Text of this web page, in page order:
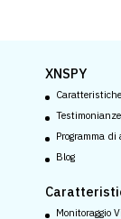
XNSPY
Caratteristiche
Testimonianze
Programma
Blog
Monitoraggio